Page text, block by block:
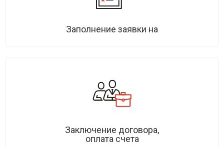
Заполнение заявки на
Заключение договора,
оплата счета